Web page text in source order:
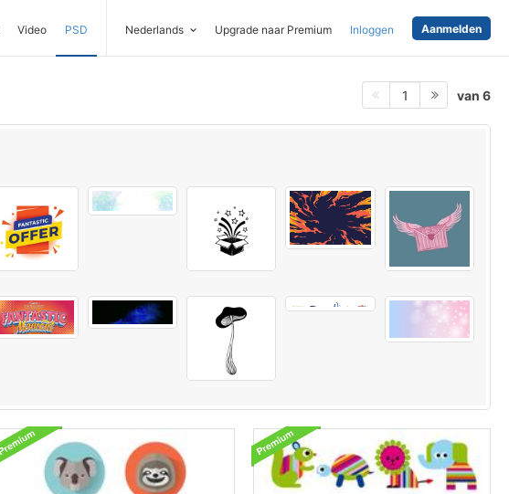
Video PSD Nederlands Upgrade naar Premium Inloggen Aanmelden
1 van 6